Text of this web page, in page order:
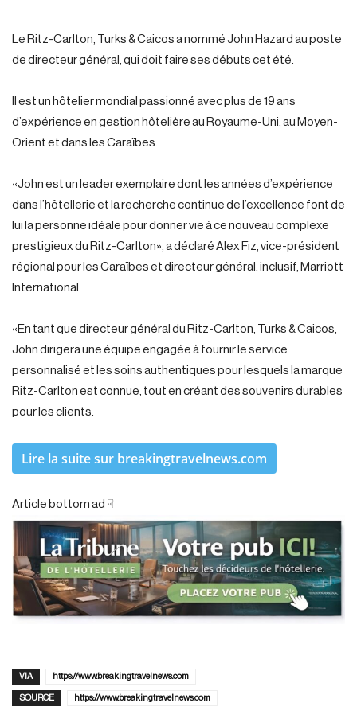
Le Ritz-Carlton, Turks & Caicos a nommé John Hazard au poste
de directeur général, qui doit faire ses débuts cet été.
Il est un hôtelier mondial passionné avec plus de 19 ans
d’expérience en gestion hôtelière au Royaume-Uni, au Moyen-
Orient et dans les Caraïbes.
«John est un leader exemplaire dont les années d’expérience
dans l’hôtellerie et la recherche continue de l’excellence font de
lui la personne idéale pour donner vie à ce nouveau complexe
prestigieux du Ritz-Carlton», a déclaré Alex Fiz, vice-président
régional pour les Caraïbes et directeur général. inclusif, Marriott
International.
«En tant que directeur général du Ritz-Carlton, Turks & Caicos,
John dirigera une équipe engagée à fournir le service
personnalisé et les soins authentiques pour lesquels la marque
Ritz-Carlton est connue, tout en créant des souvenirs durables
pour les clients.
Lire la suite sur breakingtravelnews.com
Article bottom ad ☟
VIA https://www.breakingtravelnews.com
SOURCE https://www.breakingtravelnews.com